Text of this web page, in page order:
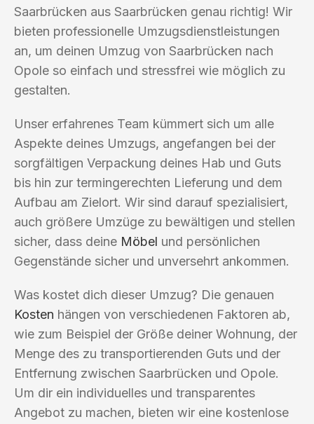
Saarbrücken aus Saarbrücken genau richtig! Wir
bieten professionelle Umzugsdienstleistungen
an, um deinen Umzug von Saarbrücken nach
Opole so einfach und stressfrei wie möglich zu
gestalten.
Unser erfahrenes Team kümmert sich um alle
Aspekte deines Umzugs, angefangen bei der
sorgfältigen Verpackung deines Hab und Guts
bis hin zur termingerechten Lieferung und dem
Aufbau am Zielort. Wir sind darauf spezialisiert,
auch größere Umzüge zu bewältigen und stellen
sicher, dass deine Möbel und persönlichen
Gegenstände sicher und unversehrt ankommen.
Was kostet dich dieser Umzug? Die genauen
Kosten hängen von verschiedenen Faktoren ab,
wie zum Beispiel der Größe deiner Wohnung, der
Menge des zu transportierenden Guts und der
Entfernung zwischen Saarbrücken und Opole.
Um dir ein individuelles und transparentes
Angebot zu machen, bieten wir eine kostenlose